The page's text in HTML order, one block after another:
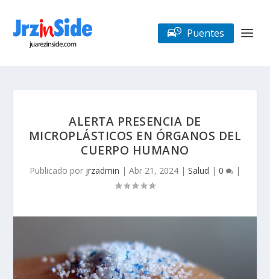
Puentes
ALERTA PRESENCIA DE
MICROPLÁSTICOS EN ÓRGANOS DEL
CUERPO HUMANO
Publicado por jrzadmin | Abr 21, 2024 | Salud | 0 |